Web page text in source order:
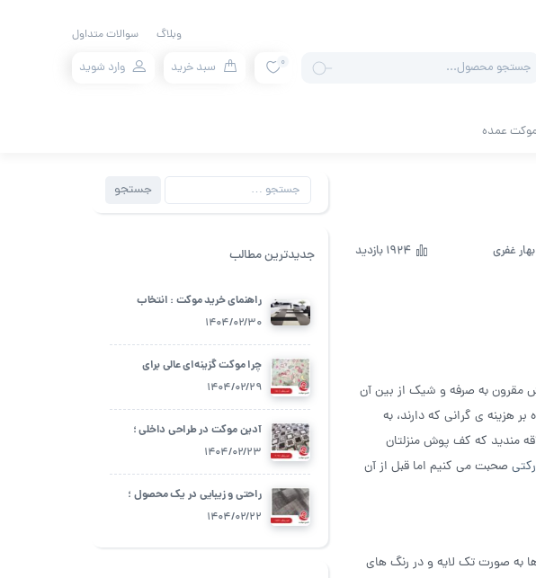
وبلاگ سوالات متداول
search
0 سبد خرید وارد شوید
عمده
بهار غفری 1924 بازدید
مقرون به صرفه و شیک از بین آن
هزینه ی گرانی که دارند، به
مندید که کف پوش منزلتان
صحبت می کنیم اما قبل از آن
به صورت تک لایه و در رنگ های
جستجو
جستجو
جدیدترین مطالب
راهنمای خرید موکت : انتخاب
بهترین گزینه برای فضای زندگی شما
1404/02/30
چرا موکت گزینه‌ای عالی برای
اتاق‌های کودک است؟
1404/02/29
آدین موکت در طراحی داخلی ؛
چگونه از آن استفاده کنیم؟
1404/02/23
راحتی و زیبایی در یک محصول ؛
آدین موکت
1404/02/22